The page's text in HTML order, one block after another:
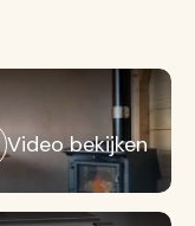
Video bekijken